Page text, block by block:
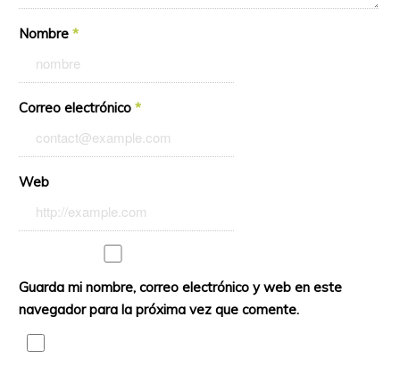
Nombre *
Correo electrónico *
Web
Guarda mi nombre, correo electrónico y web en este
navegador para la próxima vez que comente.